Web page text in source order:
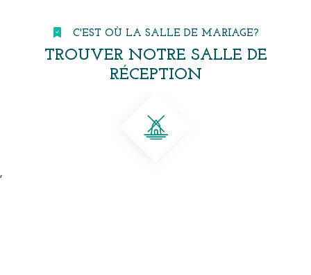
C'EST OÙ LA SALLE DE MARIAGE?
TROUVER NOTRE SALLE DE
RÉCEPTION
,